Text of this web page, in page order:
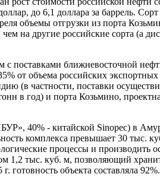
до 6,1 доллара за баррель.
объемы отгрузки из порта
на другие российские сорта (а
поставками ближневосточной
от объема российских
(в частности, поставки
год) и порта Козьмино,
40% - китайской Sinopec) в
комплекса превышает 30 тыс.
процессы и
1,2 тыс. куб. м, позволяющий
объекта составляла